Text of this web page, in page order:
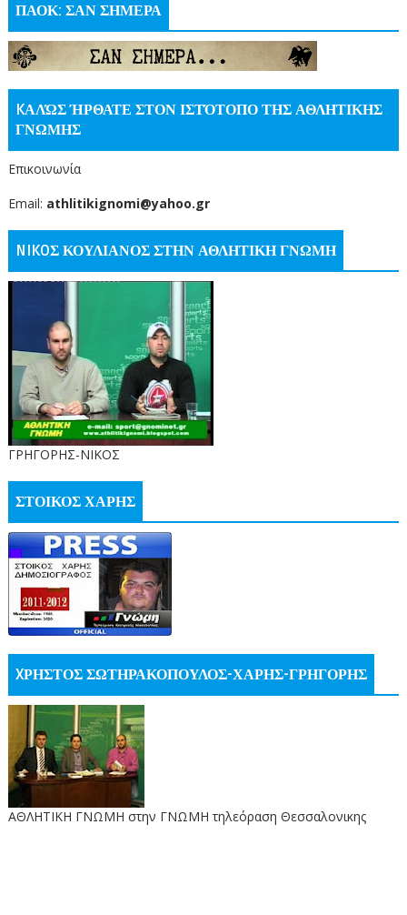
ΠΑΟΚ: ΣΑΝ ΣΗΜΕΡΑ
KΑΛΏΣ ΉΡΘΑΤΕ ΣΤΟΝ ΙΣΤΌΤΟΠΟ ΤΗΣ ΑΘΛΗΤΙΚΗΣ
ΓΝΩΜΗΣ
Επικοινωνία
Email: athlitikignomi@yahoo.gr
NIKOΣ ΚΟΥΛΙΑΝΟΣ ΣΤΗΝ ΑΘΛΗΤΙΚΗ ΓΝΩΜΗ
ΓΡΗΓΟΡΗΣ-ΝΙΚΟΣ
ΣΤΟΙΚΟΣ ΧΑΡΗΣ
XΡΗΣΤΟΣ ΣΩΤΗΡΑΚΟΠΟΥΛΟΣ-ΧΑΡΗΣ-ΓΡΗΓΟΡΗΣ
ΑΘΛΗΤΙΚΗ ΓΝΩΜΗ στην ΓΝΩΜΗ τηλεόραση Θεσσαλονικης